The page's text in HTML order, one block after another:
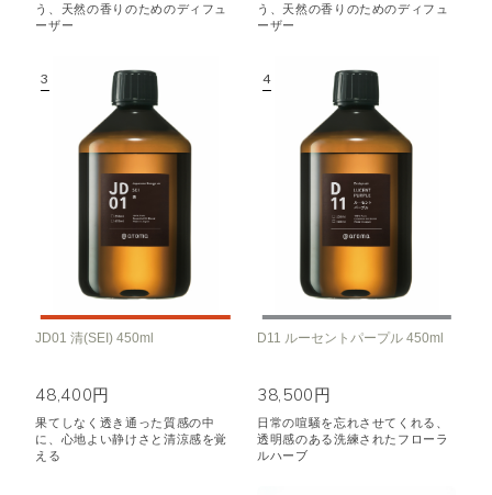
う、天然の香りのためのディフュ
ーザー
う、天然の香りのためのディフュ
ーザー
JD01 清(SEI) 450ml
48,400円
果てしなく透き通った質感の中
に、心地よい静けさと清涼感を覚
える
D11 ルーセントパープル 450ml
38,500円
日常の喧騒を忘れさせてくれる、
透明感のある洗練されたフローラ
ルハーブ